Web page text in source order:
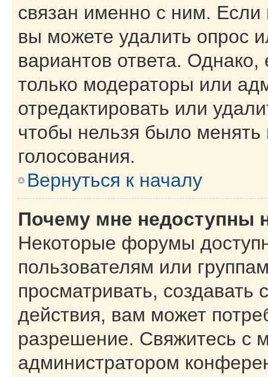
связан именно с ним. Если
вы можете удалить опрос
вариантов ответа. Однако,
только модераторы или
отредактировать или
чтобы нельзя было
голосования.
Вернуться к началу
Почему мне недоступны
Некоторые форумы
пользователям или
просматривать,
действия, вам может
разрешение. Свяжитесь с
администратором